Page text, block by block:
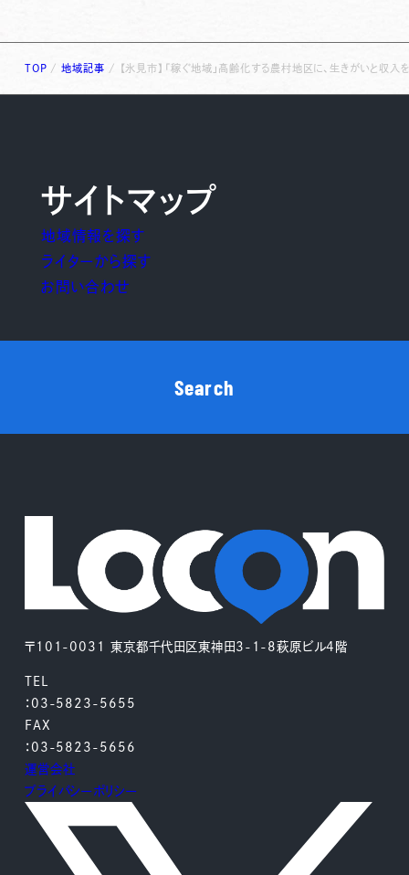
TOP /地域記事 / 【氷見市】「稼ぐ地域」高齢化する農村地区に、生きがいと収
〒101-0031 東京都千代田区東神田3-1-8萩原ビル4階
TEL
：03-5823-5655
FAX
：03-5823-5656
運営会社
プライバシーポリシー
サイトマップ
地域情報を探す
ライターから探す
お問い合わせ
Search